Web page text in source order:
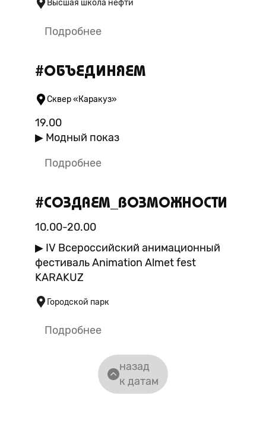
Высшая школа нефти
Подробнее
#ОБЪЕДИНЯЕМ
Сквер «Каракуз»
19.00
​▶ Модный показ
Подробнее
#СОЗДАЕМ_ВОЗМОЖНОСТИ
10.00-20.00
▶ IV Всероссийский анимационный
фестиваль Animation Almet fest
KARAKUZ
Городской парк
Подробнее
назад
к датам